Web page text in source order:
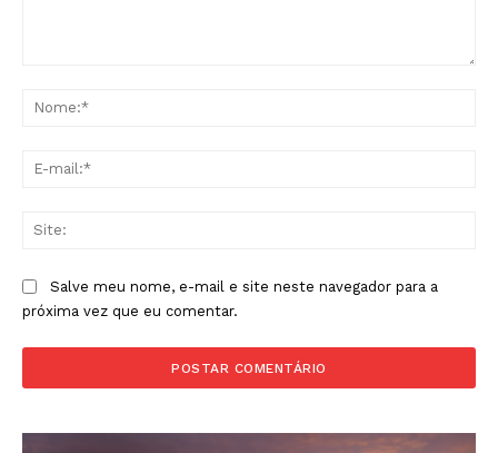
Salve meu nome, e-mail e site neste navegador para a
próxima vez que eu comentar.